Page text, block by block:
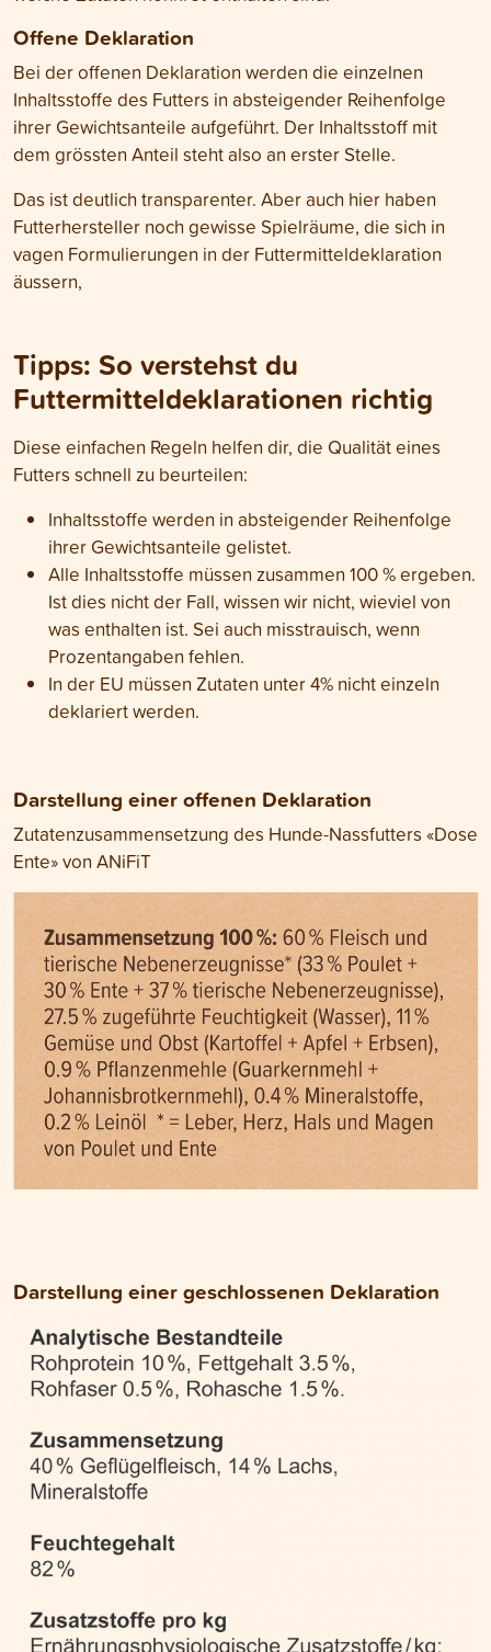
Offene Deklaration
Bei der offenen Deklaration werden die einzelnen
Inhaltsstoffe des Futters in absteigender Reihenfolge
ihrer Gewichtsanteile aufgeführt. Der Inhaltsstoff mit
dem grössten Anteil steht also an erster Stelle.
Das ist deutlich transparenter. Aber auch hier haben
Futterhersteller noch gewisse Spielräume, die sich in
vagen Formulierungen in der Futtermitteldeklaration
äussern,
Tipps: So verstehst du
Futtermitteldeklarationen richtig
Diese einfachen Regeln helfen dir, die Qualität eines
Futters schnell zu beurteilen:
Inhaltsstoffe werden in absteigender Reihenfolge
ihrer Gewichtsanteile gelistet.
Alle Inhaltsstoffe müssen zusammen 100 % ergeben.
Ist dies nicht der Fall, wissen wir nicht, wieviel von
was enthalten ist. Sei auch misstrauisch, wenn
Prozentangaben fehlen.
In der EU müssen Zutaten unter 4% nicht einzeln
deklariert werden.
Darstellung einer offenen Deklaration
Zutatenzusammensetzung des Hunde-Nassfutters «Dose
Ente» von ANiFiT
Darstellung einer geschlossenen Deklaration